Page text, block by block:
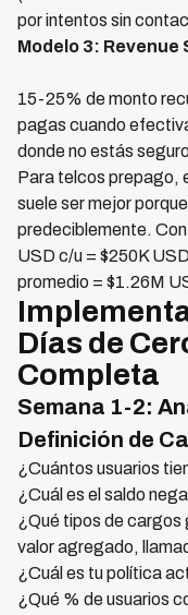
por intentos sin
Modelo 3: Revenue
15-25% de monto
pagas cuando
donde no estás
Para telcos prepago,
suele ser mejor
predeciblemente.
USD c/u = $250K
promedio = $1.26M
Días de
Completa
Semana 1-2:
Definición de
¿Cuántos usuarios
¿Cuál es el saldo
¿Qué tipos de cargos
valor agregado,
¿Cuál es tu política
¿Qué % de usuarios